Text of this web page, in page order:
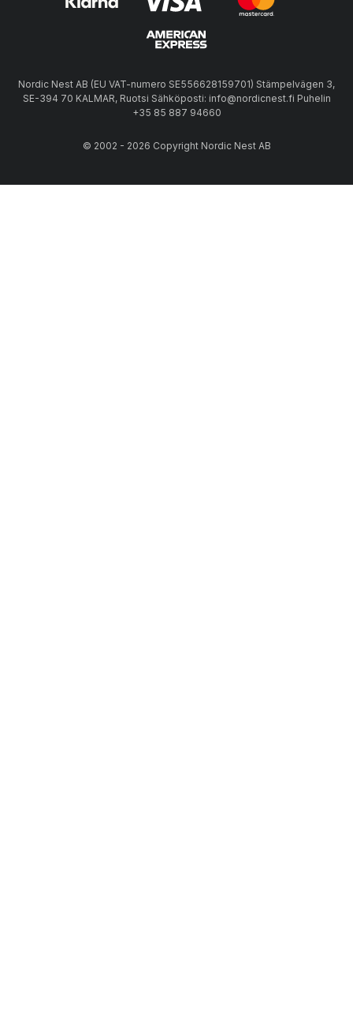
Nordic Nest AB (EU VAT-numero SE556628159701) Stämpelvägen 3,
SE-394 70 KALMAR, Ruotsi Sähköposti: info@nordicnest.fi Puhelin
+35 85 887 94660
© 2002 - 2026 Copyright Nordic Nest AB